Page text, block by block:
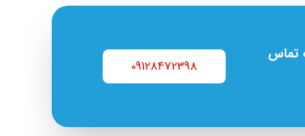
تماس
09128472398